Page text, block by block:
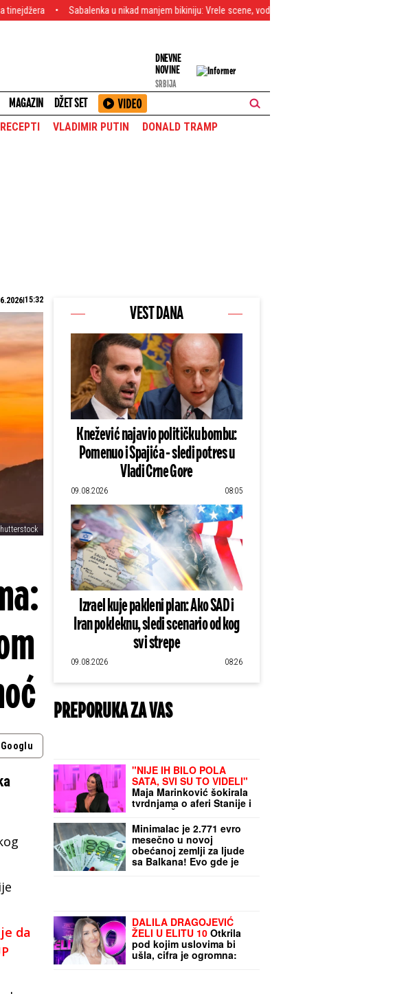
Sabalenka u nikad manjem bikiniju: Vrele scene, voda se sliva niz telo, a onda je pokazala guzu
DNEVNE
NOVINE
SRBIJA
MAGAZIN DŽET SET
RECEPTI VLADIMIR PUTIN DONALD TRAMP
15:32
da
VEST DANA
Knežević najavio političku bombu:
Pomenuo i Spajića - sledi potres u
Vladi Crne Gore
09.08.2026 08:05
Izrael kuje pakleni plan: Ako SAD i
Iran pokleknu, sledi scenario od kog
svi strepe
09.08.2026 08:26
PREPORUKA ZA VAS
"NIJE IH BILO POLA
SATA, SVI SU TO VIDELI"
Maja Marinković šokirala
tvrdnjama o aferi Stanije i
Takija: "Želi da bude
sponzoruša, živi u
selendri"
Minimalac je 2.771 evro
mesečno u novoj
obećanoj zemlji za ljude
sa Balkana! Evo gde je
Srbija na najnovijoj listi
DALILA DRAGOJEVIĆ
ŽELI U ELITU 10 Otkrila
pod kojim uslovima bi
ušla, cifra je ogromna:
Spomenula i skandal sa